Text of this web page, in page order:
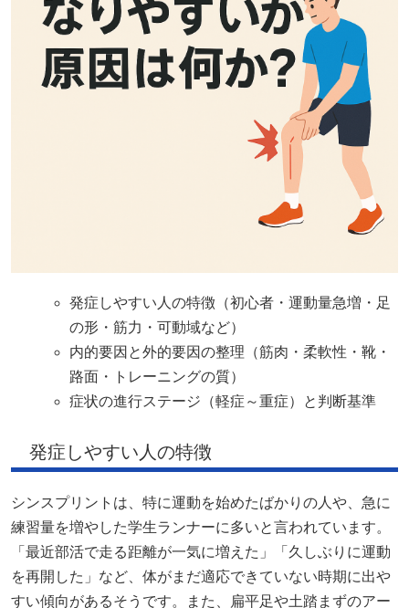
発症しやすい人の特徴（初心者・運動量急増・足
の形・筋力・可動域など）
内的要因と外的要因の整理（筋肉・柔軟性・靴・
路面・トレーニングの質）
症状の進行ステージ（軽症～重症）と判断基準
発症しやすい人の特徴
シンスプリントは、特に運動を始めたばかりの人や、急に
練習量を増やした学生ランナーに多いと言われています。
「最近部活で走る距離が一気に増えた」「久しぶりに運動
を再開した」など、体がまだ適応できていない時期に出や
すい傾向があるそうです。また、扁平足や土踏まずのアー